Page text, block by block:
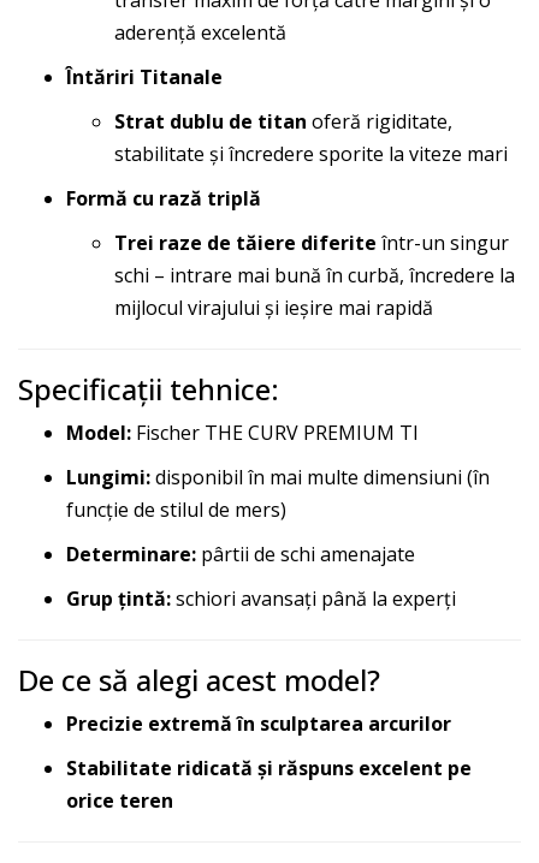
aderență excelentă
Întăriri Titanale
Strat dublu de titan oferă rigiditate,
stabilitate și încredere sporite la viteze mari
Formă cu rază triplă
Trei raze de tăiere diferite într-un singur
schi – intrare mai bună în curbă, încredere la
mijlocul virajului și ieșire mai rapidă
Specificații tehnice:
Model: Fischer THE CURV PREMIUM TI
Lungimi:disponibil în mai multe dimensiuni (în
funcție de stilul de mers)
Determinare: pârtii de schi amenajate
Grup țintă:schiori avansați până la experți
De ce să alegi acest model?
Precizie extremă în sculptarea arcurilor
Stabilitate ridicată și răspuns excelent pe
orice teren